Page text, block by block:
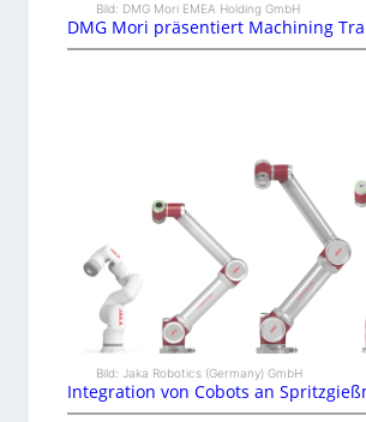
Bild: DMG Mori EMEA Holding GmbH
DMG Mori präsentiert Machining
Bild: Jaka Robotics (Germany) GmbH
Integration von Cobots an